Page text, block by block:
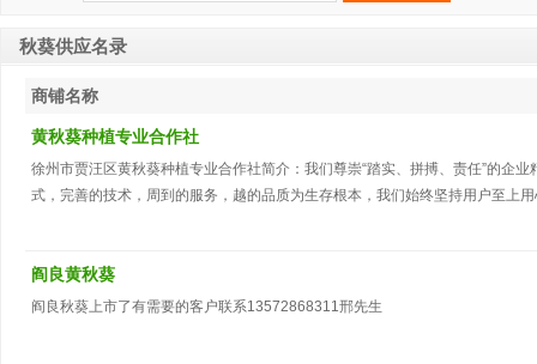
秋葵供应名录
商铺名称
黄秋葵种植专业合作社
徐州市贾汪区黄秋葵种植专业合作社简介：我们尊崇“踏实、拼搏、责任”的企
式，完善的技术，周到的服务，越的品质为生存根本，我们始终坚持用户至上
阎良黄秋葵
阎良秋葵上市了有需要的客户联系13572868311邢先生